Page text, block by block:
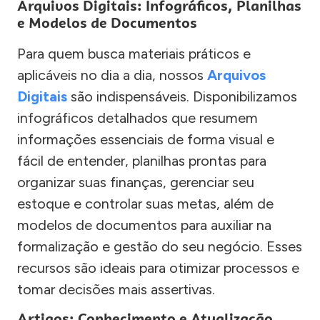
Arquivos Digitais: Infográficos, Planilhas
e Modelos de Documentos
Para quem busca materiais práticos e
aplicáveis no dia a dia, nossos Arquivos
Digitais são indispensáveis. Disponibilizamos
infográficos detalhados que resumem
informações essenciais de forma visual e
fácil de entender, planilhas prontas para
organizar suas finanças, gerenciar seu
estoque e controlar suas metas, além de
modelos de documentos para auxiliar na
formalização e gestão do seu negócio. Esses
recursos são ideais para otimizar processos e
tomar decisões mais assertivas.